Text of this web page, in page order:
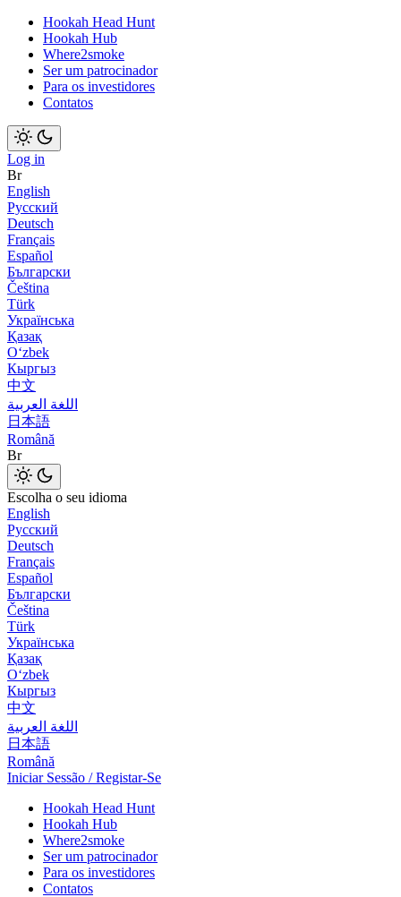
Hookah Head Hunt
Hookah Hub
Where2smoke
Ser um patrocinador
Para os investidores
Contatos
Log in
Br
English
Русский
Deutsch
Français
Español
Български
Čeština
Türk
Українська
Қазақ
Оʻzbek
Кыргыз
中文
اللغة العربية
日本語
Română
Br
Escolha o seu idioma
English
Русский
Deutsch
Français
Español
Български
Čeština
Türk
Українська
Қазақ
Оʻzbek
Кыргыз
中文
اللغة العربية
日本語
Română
Iniciar Sessão / Registar-Se
Hookah Head Hunt
Hookah Hub
Where2smoke
Ser um patrocinador
Para os investidores
Contatos